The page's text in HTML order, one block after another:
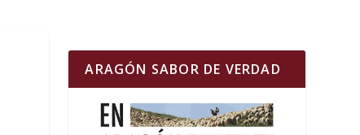
ARAGÓN SABOR DE VERDAD